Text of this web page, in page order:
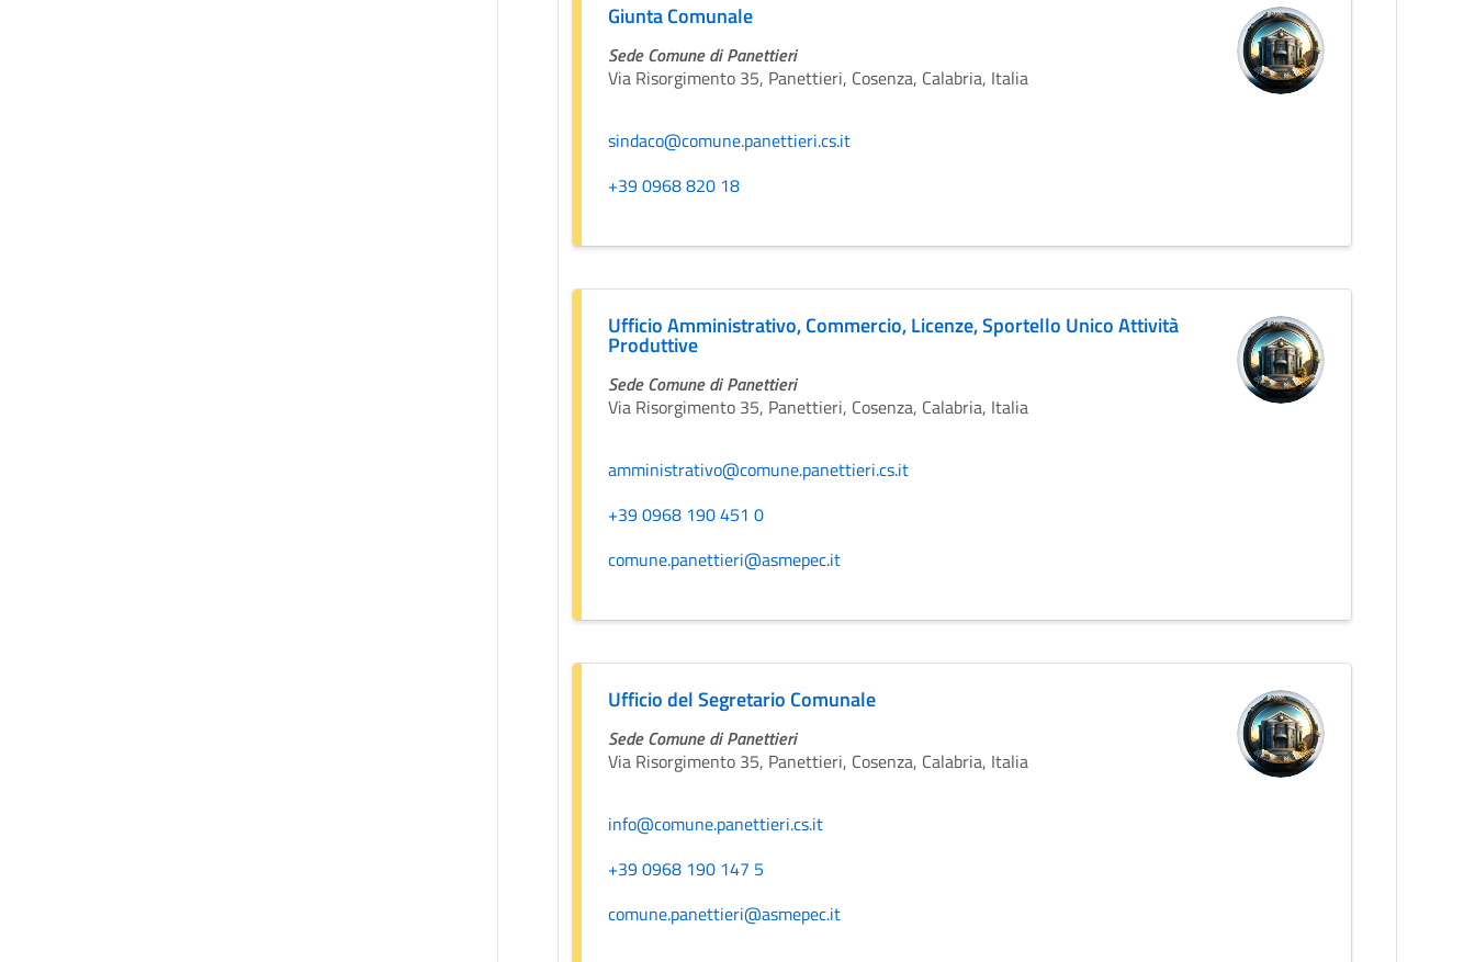
Giunta Comunale
Sede Comune di Panettieri
Via Risorgimento 35, Panettieri, Cosenza, Calabria, Italia
sindaco@comune.panettieri.cs.it
+39 0968 820 18
Ufficio Amministrativo, Commercio, Licenze, Sportello Unico Attività
Produttive
Sede Comune di Panettieri
Via Risorgimento 35, Panettieri, Cosenza, Calabria, Italia
amministrativo@comune.panettieri.cs.it
+39 0968 190 451 0
comune.panettieri@asmepec.it
Ufficio del Segretario Comunale
Sede Comune di Panettieri
Via Risorgimento 35, Panettieri, Cosenza, Calabria, Italia
info@comune.panettieri.cs.it
+39 0968 190 147 5
comune.panettieri@asmepec.it